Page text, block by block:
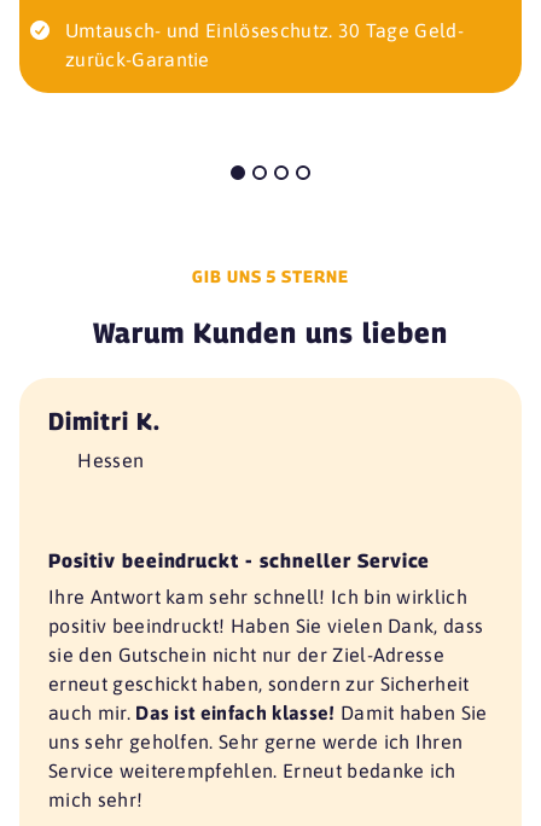
Umtausch- und Einlöseschutz. 30 Tage Geld-
zurück-Garantie
GIB UNS 5 STERNE
Warum Kunden uns lieben
Dimitri K.
Hessen
Positiv beeindruckt - schneller Service
Ihre Antwort kam sehr schnell! Ich bin wirklich
positiv beeindruckt! Haben Sie vielen Dank, dass
sie den Gutschein nicht nur der Ziel-Adresse
erneut geschickt haben, sondern zur Sicherheit
auch mir. Das ist einfach klasse! Damit haben Sie
uns sehr geholfen. Sehr gerne werde ich Ihren
Service weiterempfehlen. Erneut bedanke ich
mich sehr!